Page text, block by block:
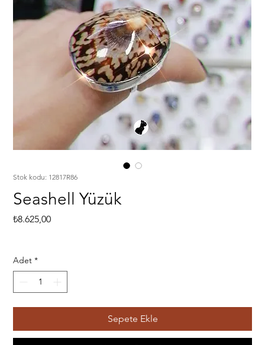
Stok kodu: 12817R86
Seashell Yüzük
₺8.625,00Fiyat
Adet *
Sepete Ekle